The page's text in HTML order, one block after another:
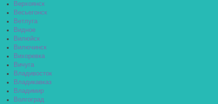
Верхоянск
Весьегонск
Ветлуга
Видное
Вилюйск
Вилючинск
Вихоревка
Вичуга
Владивосток
Владикавказ
Владимир
Волгоград